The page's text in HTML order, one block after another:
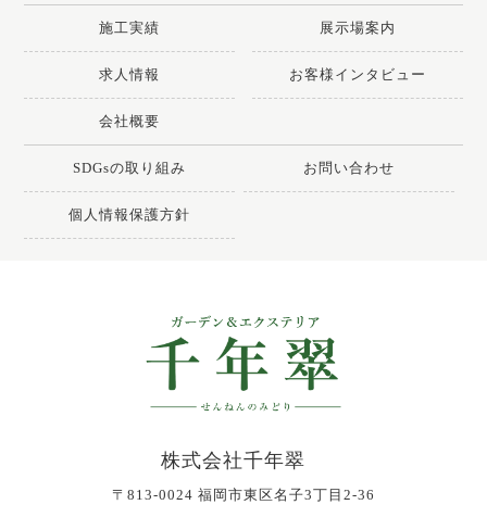
施工実績 展示場案内
求人情報 お客様インタビュー
会社概要
SDGsの取り組み お問い合わせ
個人情報保護方針
株式会社千年翠
〒813-0024 福岡市東区名子3丁目2-36